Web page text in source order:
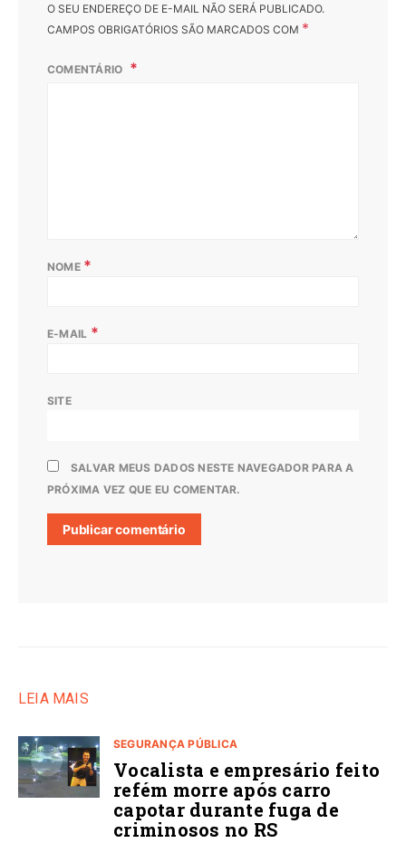
O SEU ENDEREÇO DE E-MAIL NÃO SERÁ PUBLICADO.
CAMPOS OBRIGATÓRIOS SÃO MARCADOS COM *
COMENTÁRIO
NOME *
E-MAIL *
SITE
SALVAR MEUS DADOS NESTE NAVEGADOR PARA A
PRÓXIMA VEZ QUE EU COMENTAR.
LEIA MAIS
SEGURANÇA PÚBLICA
Vocalista e empresário feito
refém morre após carro
capotar durante fuga de
criminosos no RS